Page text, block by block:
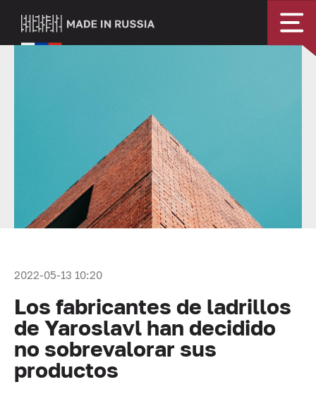
2022-05-13 10:20
Los fabricantes de ladrillos
de Yaroslavl han decidido
no sobrevalorar sus
productos